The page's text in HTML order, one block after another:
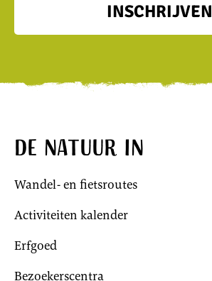
INSCHRIJVEN
De natuur in
Wandel- en fietsroutes
Activiteiten kalender
Erfgoed
Bezoekerscentra